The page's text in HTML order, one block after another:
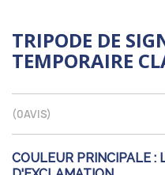
TRIPODE DE
TEMPORAIRE
(0AVIS)
COULEUR PRINCIPALE :